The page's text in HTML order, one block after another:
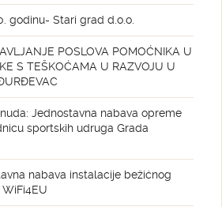
godinu- Stari grad d.o.o.
POSLOVA POMOĆNIKA U
S TEŠKOĆAMA U RAZVOJU U
Jednostavna nabava opreme
sportskih udruga Grada
nabava instalacije bežićnog